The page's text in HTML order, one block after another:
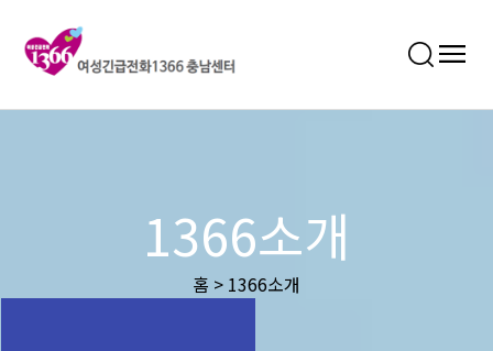
1366소개
홈 > 1366소개